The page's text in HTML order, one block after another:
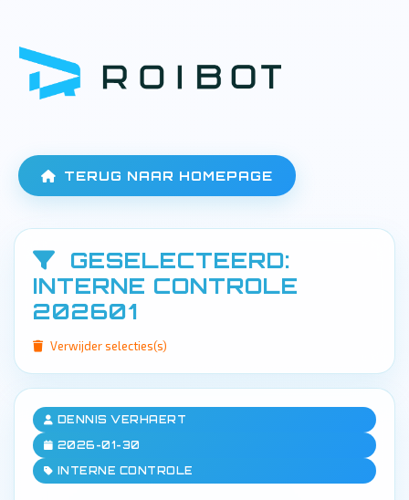
TERUG NAAR HOMEPAGE
GESELECTEERD:
INTERNE CONTROLE
202601
Verwijder selecties(s)
DENNIS VERHAERT
2026-01-30
INTERNE CONTROLE